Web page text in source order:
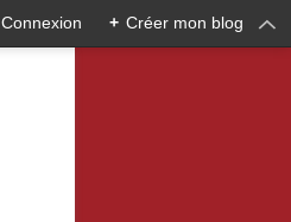
Connexion + Créer mon blog